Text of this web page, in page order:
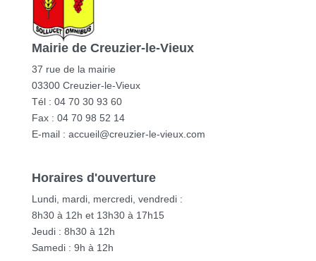
Mairie de Creuzier-le-Vieux
37 rue de la mairie
03300 Creuzier-le-Vieux
Tél : 04 70 30 93 60
Fax : 04 70 98 52 14
E-mail : accueil@creuzier-le-vieux.com
Horaires d'ouverture
Lundi, mardi, mercredi, vendredi :
8h30 à 12h et 13h30 à 17h15
Jeudi : 8h30 à 12h
Samedi : 9h à 12h